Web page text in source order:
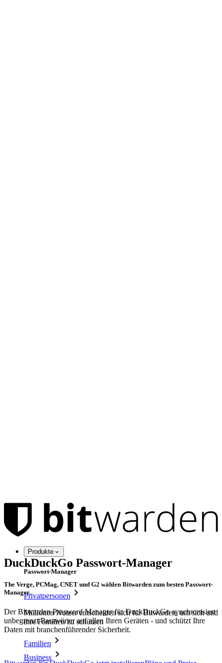
Produkte
Passwort-Manager
Privatpersonen
Millionen Nutzer entscheiden sich für Bitwarden, um sich und
ihre Familien zu schützen
Familien
Business
DuckDuckGo Passwort-Manager
The Verge, PCMag, CNET und G2 wählen Bitwarden zum besten Passwort-
Manager.
Der Bitwarden Password Manager für DuckDuckGo synchronisiert
unbegrenzt Passwörter auf allen Ihren Geräten - und schützt Ihre
Daten mit branchenführender Sicherheit.